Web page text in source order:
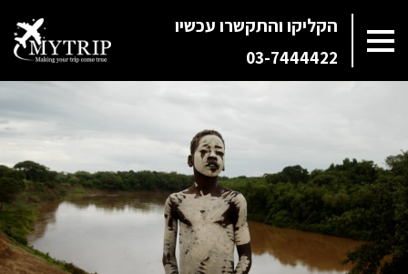
הקליקו והתקשרו עכשיו
03-7444422